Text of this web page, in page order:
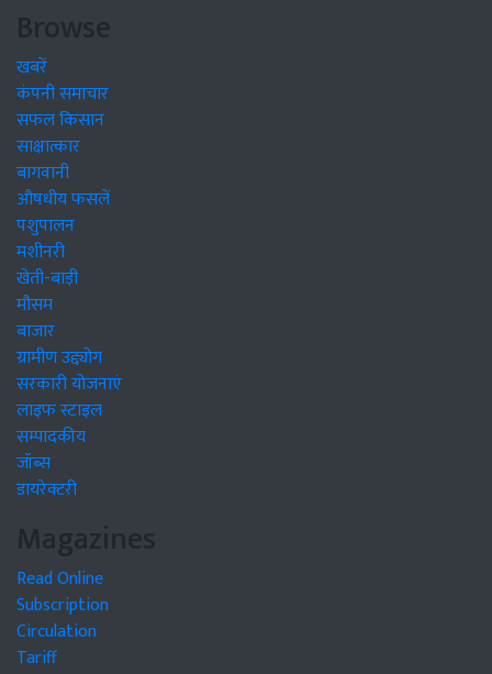
Browse
खबरें
कंपनी समाचार
सफल किसान
साक्षात्कार
बागवानी
औषधीय फसलें
पशुपालन
मशीनरी
खेती-बाड़ी
मौसम
बाजार
ग्रामीण उद्द्योग
सरकारी योजनाएं
लाइफ स्टाइल
सम्पादकीय
जॉब्स
डायरेक्टरी
Magazines
Read Online
Subscription
Circulation
Tariff